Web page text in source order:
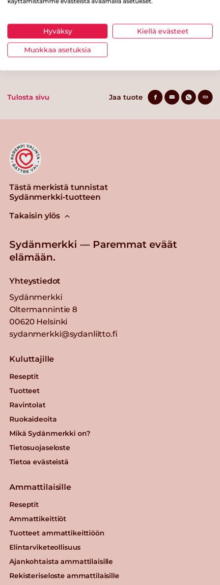
Kuitua
Suolaa 0.9 g
Tulosta sivu Jaa tuote
Tästä merkistä tunnistat
Sydänmerkki-tuotteen
Takaisin ylös
Sydänmerkki — Paremmat eväät
elämään.
Yhteystiedot
Sydänmerkki
Oltermannintie 8
00620 Helsinki
sydanmerkki@sydanliitto.fi
Kuluttajille
Reseptit
Tuotteet
Ravintolat
Ruokaideoita
Mikä Sydänmerkki on?
Tietosuojaseloste
Tietoa evästeistä
Ammattilaisille
Reseptit
Ammattikeittiöt
Tuotteet ammattikeittiöön
Elintarviketeollisuus
Ajankohtaista ammattilaisille
Rekisteriseloste ammattilaisille
Hyväksy Kiellä evästeet
Muokkaa asetuksia